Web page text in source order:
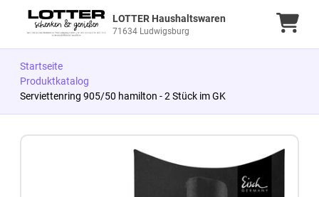
LOTTER Haushaltswaren
71634 Ludwigsburg
Startseite
Produktkatalog
Serviettenring 905/50 hamilton - 2 Stück im GK